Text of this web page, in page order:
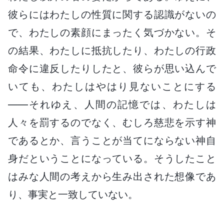
彼らにはわたしの性質に関する認識がないの
で、わたしの素顔にまったく気づかない。そ
の結果、わたしに抵抗したり、わたしの行政
命令に違反したりしたと、彼らが思い込んで
いても、わたしはやはり見ないことにする
――それゆえ、人間の記憶では、わたしは
人々を罰するのでなく、むしろ慈悲を示す神
であるとか、言うことが当てにならない神自
身だということになっている。そうしたこと
はみな人間の考えから生み出された想像であ
り、事実と一致していない。